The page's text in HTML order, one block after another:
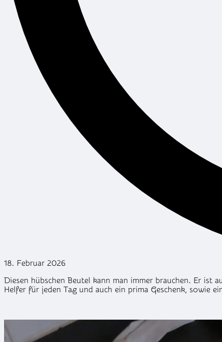
18. Februar 2026
Diesen hübschen Beutel kann man immer brauchen. Er ist
Helfer für jeden Tag und auch ein prima Geschenk, sowie